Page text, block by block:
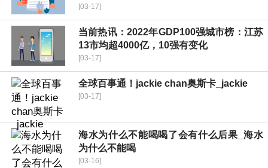
[03-17]
当前热讯：2022年GDP100强城市榜：江苏
13市均超4000亿，10强有变化
[03-17]
全球百事通！jackie chan奥斯卡_jackie
[03-17]
海水为什么不能喝喝了会有什么后果_海水
为什么不能喝
[03-16]